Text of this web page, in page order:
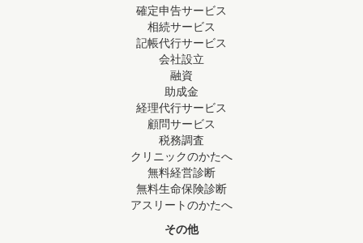
確定申告サービス
相続サービス
記帳代行サービス
会社設立
融資
助成金
経理代行サービス
顧問サービス
税務調査
クリニックのかたへ
無料経営診断
無料生命保険診断
アスリートのかたへ
その他